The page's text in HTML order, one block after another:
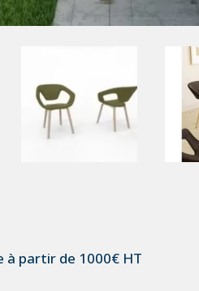
à partir de 1000€ HT